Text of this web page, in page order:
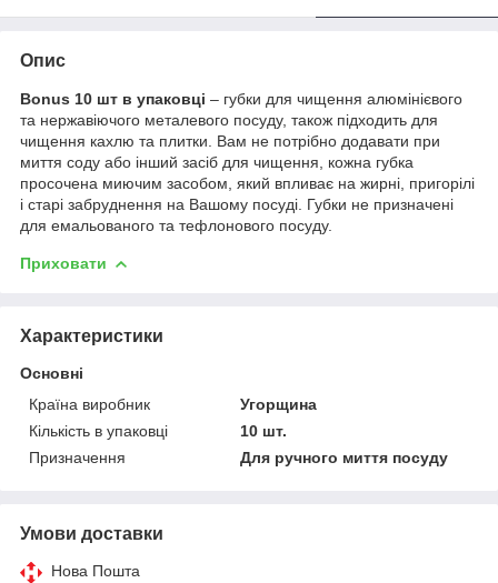
Опис
Bonus 10 шт в упаковці – губки для чищення алюмінієвого
та нержавіючого металевого посуду, також підходить для
чищення кахлю та плитки. Вам не потрібно додавати при
миття соду або інший засіб для чищення, кожна губка
просочена миючим засобом, який впливає на жирні, пригорілі
і старі забруднення на Вашому посуді. Губки не призначені
для емальованого та тефлонового посуду.
Приховати
Характеристики
Основні
Країна виробник
Угорщина
Кількість в упаковці
10 шт.
Призначення
Для ручного миття посуду
Умови доставки
Нова Пошта